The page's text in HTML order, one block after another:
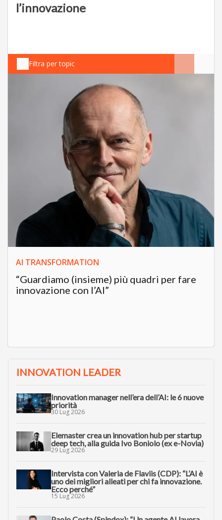
l’innovazione
Filtra per topic
AI TRANSFORMATION
“Guardiamo (insieme) più quadri per fare
innovazione con l’AI”
INNOVATION LEADER
Innovation manager nell’era dell’AI: le 6 nuove
priorità
30 Lug 2026
Elemaster crea un innovation hub per startup
deep tech, alla guida Ivo Boniolo (ex e-Novia)
29 Lug 2026
Intervista con Valeria de Flaviis (CDP): “L’AI è
uno dei migliori alleati per chi fa innovazione.
Ecco perché”
15 Lug 2026